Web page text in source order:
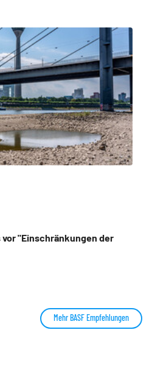
vor "Einschränkungen der
Mehr BASF Empfehlungen